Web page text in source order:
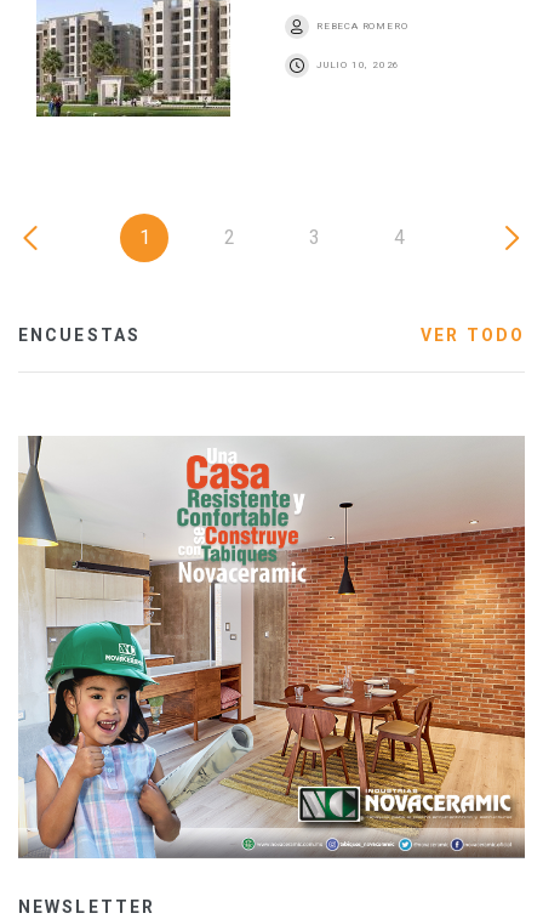
REBECA ROMERO
JULIO 10, 2026
1 2 3 4
ENCUESTAS VER TODO
NEWSLETTER